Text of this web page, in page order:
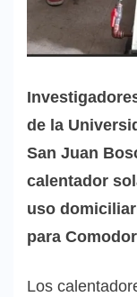
de la
San Juan
calentador
uso
para
Los